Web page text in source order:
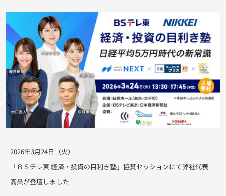
2026年3月24日（火）
「ＢＳテレ東 経済・投資の目利き塾」協賛セッションにて弊社代表
高桑が登壇しました